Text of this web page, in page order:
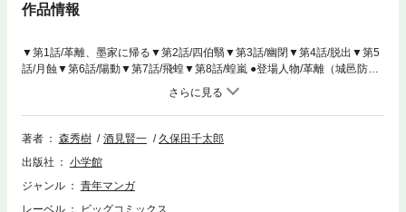
作品情報
▼第1話/革離、墨家に帰る▼第2話/四伯翳▼第3話/幽閉▼第4話/脱出▼第5
話/月蝕▼第6話/陽動▼第7話/飛蝗▼第8話/蝗嵐 ●登場人物/革離（城邑防衛
を専らとする墨子教団の墨者） ●あらすじ/田襄子の命に背いた裏切り者で
ありながら、墨者の里へ向かう革離。途中何人もに命を狙われ、そのもの
たちはみな「虫」と言い残して事切れる。革離は薛併の仕業とにらむもの
の、墨者の里へとその歩を進めるのだった（第1話）。▼墨者の里で幼な
見い出す。そこへ、墨子教団の統領・田襄子につかえる4人の参謀・四伯
翳から呼び出しを受ける。薛併の本当の目的を訴えようとした革離だった
著者 森秀樹 酒見賢一
久保田千太郎
出版社
小学館
ジャンル
青年マンガ
レーベル
ビッグコミックス